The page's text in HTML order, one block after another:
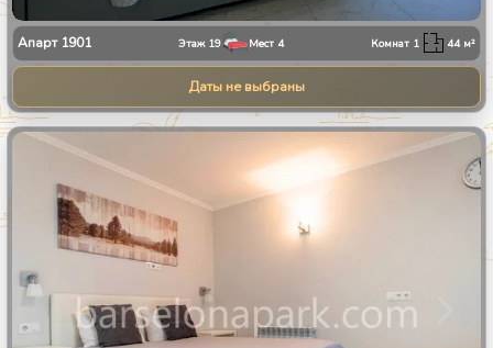
Апарт 1901 Этаж 19 Мест 4 Комнат 1 44м²
Даты не выбраны